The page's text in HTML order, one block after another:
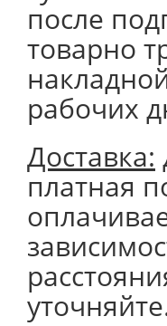
после
товарно
рабочих
Доставка:
платная